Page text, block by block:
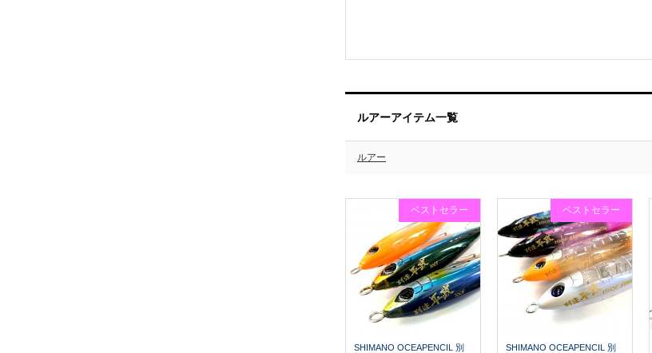
ルアーアイテム一覧
ルアー
SHIMANO OCEAPENCIL 別
ベストセラー
SHIMANO OCEAPENCIL 別
ベストセラー